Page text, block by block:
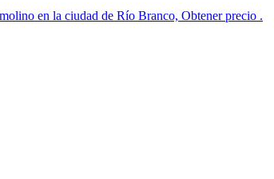
en la ciudad de Río Branco, Obtener precio .